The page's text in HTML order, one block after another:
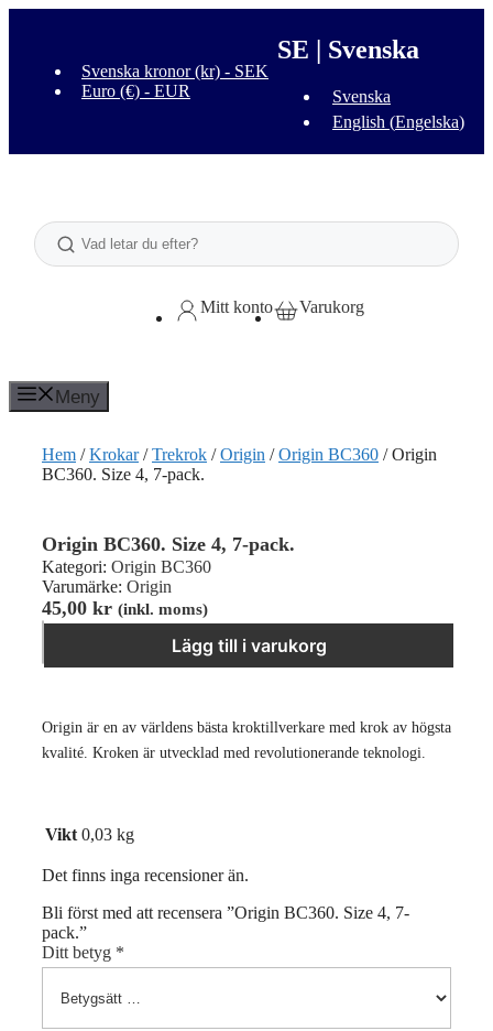
Svenska kronor (kr) - SEK
Euro (€) - EUR
SE | Svenska
Svenska
English (Engelska)
Sök
Mitt konto Varukorg
Meny
Hem /Krokar/Trekrok /Origin /Origin BC360 / Origin
BC360. Size 4, 7-pack.
Origin BC360. Size 4, 7-pack.
45,00 kr (inkl. moms)
Origin BC360. Size 4, 7-pack. mängd
Lägg till i varukorg
Kategori: Origin BC360
Varumärke: Origin
Origin är en av världens bästa kroktillverkare med krok av högsta
kvalité. Kroken är utvecklad med revolutionerande teknologi.
Vikt 0,03 kg
Det finns inga recensioner än.
Bli först med att recensera ”Origin BC360. Size 4, 7-
pack.”
Ditt betyg *